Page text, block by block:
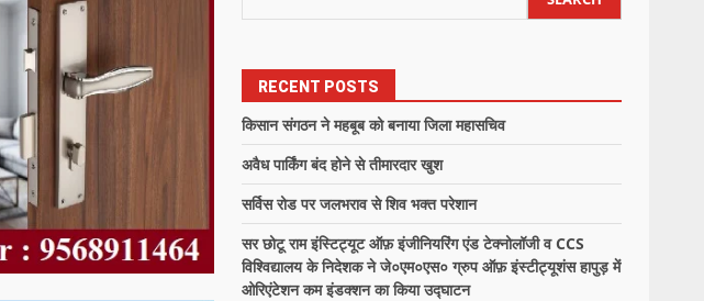
RECENT POSTS
किसान संगठन ने महबूब को बनाया जिला महासचिव
अवैध पार्किंग बंद होने से तीमारदार खुश
सर्विस रोड पर जलभराव से शिव भक्त परेशान
सर छोटू राम इंस्टिट्यूट ऑफ़ इंजीनियरिंग एंड टेक्नोलॉजी व CCS
विश्विद्यालय के निदेशक ने जे०एम०एस० ग्रुप ऑफ़ इंस्टीट्यूशंस हापुड़ में
ओरिएंटेशन कम इंडक्शन का किया उद्घाटन